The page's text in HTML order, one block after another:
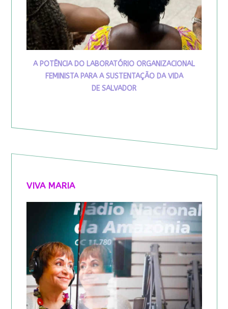
A POTÊNCIA DO LABORATÓRIO ORGANIZACIONAL
FEMINISTA PARA A SUSTENTAÇÃO DA VIDA
DE SALVADOR
VIVA MARIA